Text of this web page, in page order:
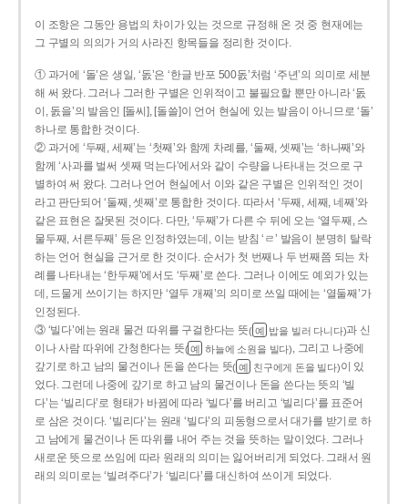
이 조항은 그동안 용법의 차이가 있는 것으로 규정해 온 것 중 현재에는
그 구별의 의의가 거의 사라진 항목들을 정리한 것이다.
① 과거에 ‘돌’은 생일, ‘돐’은 ‘한글 반포 500돐’처럼 ‘주년’의 의미로 세분
해 써 왔다. 그러나 그러한 구별은 인위적이고 불필요할 뿐만 아니라 ‘돐
이, 돐을’의 발음인 [돌씨], [돌쓸]이 언어 현실에 있는 발음이 아니므로 ‘돌’
하나로 통합한 것이다.
② 과거에 ‘두째, 세째’는 ‘첫째’와 함께 차례를, ‘둘째, 셋째’는 ‘하나째’와
함께 ‘사과를 벌써 셋째 먹는다’에서와 같이 수량을 나타내는 것으로 구
별하여 써 왔다. 그러나 언어 현실에서 이와 같은 구별은 인위적인 것이
라고 판단되어 ‘둘째, 셋째’로 통합한 것이다. 따라서 ‘두째, 세째, 네째’와
같은 표현은 잘못된 것이다. 다만, ‘두째’가 다른 수 뒤에 오는 ‘열두째, 스
물두째, 서른두째’ 등은 인정하였는데, 이는 받침 ‘ㄹ’ 발음이 분명히 탈락
하는 언어 현실을 근거로 한 것이다. 순서가 첫 번째나 두 번째쯤 되는 차
례를 나타내는 ‘한두째’에서도 ‘두째’로 쓴다. 그러나 이에도 예외가 있는
데, 드물게 쓰이기는 하지만 ‘열두 개째’의 의미로 쓰일 때에는 ‘열둘째’가
인정된다.
③ ‘빌다’에는 원래 물건 따위를 구걸한다는 뜻( 예 밥을 빌러 다니다)과 신
이나 사람 따위에 간청한다는 뜻( 예 하늘에 소원을 빌다), 그리고 나중에
갚기로 하고 남의 물건이나 돈을 쓴다는 뜻( 예 친구에게 돈을 빌다)이 있
었다. 그런데 나중에 갚기로 하고 남의 물건이나 돈을 쓴다는 뜻의 ‘빌
다’는 ‘빌리다’로 형태가 바뀜에 따라 ‘빌다’를 버리고 ‘빌리다’를 표준어
로 삼은 것이다. ‘빌리다’는 원래 ‘빌다’의 피동형으로서 대가를 받기로 하
고 남에게 물건이나 돈 따위를 내어 주는 것을 뜻하는 말이었다. 그러나
새로운 뜻으로 쓰임에 따라 원래의 의미는 잃어버리게 되었다. 그래서 원
래의 의미로는 ‘빌려주다’가 ‘빌리다’를 대신하여 쓰이게 되었다.